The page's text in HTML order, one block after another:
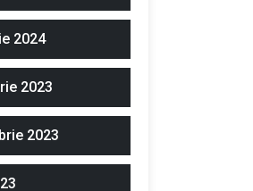
2024
2023
2023